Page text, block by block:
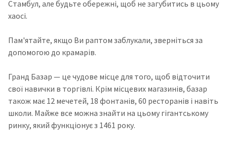
Стамбул, але будьте обережні, щоб не загубитись в цьому
хаосі.
Пам'ятайте, якщо Ви раптом заблукали, зверніться за
допомогою до крамарів.
Гранд Базар — це чудове місце для того, щоб відточити
свої навички в торгівлі. Крім місцевих магазинів, базар
також має 12 мечетей, 18 фонтанів, 60 ресторанів і навіть
школи. Майже все можна знайти на цьому гігантському
ринку, який функціонує з 1461 року.